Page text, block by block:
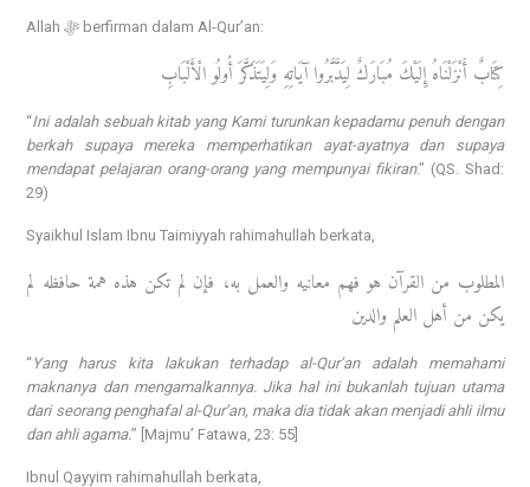
Allah ﷻ berfirman dalam Al-Qur’an:
كِتَابٌ أَنْزَلْنَاهُ إِلَيْكَ مُبَارَكٌ لِيَدَّبَّرُوا آيَاتِهِ وَلِيَتَذَكَّرَ أُولُو الْأَلْبَابِ
“Ini adalah sebuah kitab yang Kami turunkan kepadamu penuh dengan
berkah supaya mereka memperhatikan ayat-ayatnya dan supaya
mendapat pelajaran orang-orang yang mempunyai fikiran.” (QS. Shad:
29)
Syaikhul Islam Ibnu Taimiyyah rahimahullah berkata,
المطلوب من القرآن هو فهم معانيه والعمل به، فإن لم تكن هذه همة حافظه لم
يكن من أهل العلم والدين
“Yang harus kita lakukan terhadap al-Qur’an adalah memahami
maknanya dan mengamalkannya. Jika hal ini bukanlah tujuan utama
dari seorang penghafal al-Qur’an, maka dia tidak akan menjadi ahli ilmu
dan ahli agama.” [Majmu’ Fatawa, 23: 55]
Ibnul Qayyim rahimahullah berkata,